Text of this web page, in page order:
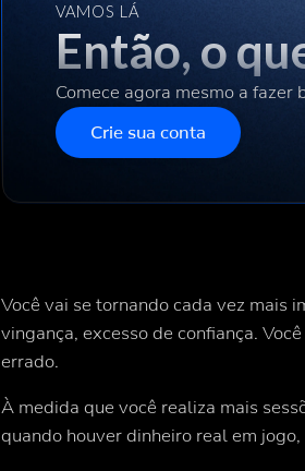
VAMOS LÁ
Então, o
Comece agora mesmo a
Crie sua conta
Você vai se tornando cada vez mais
vingança, excesso de confiança.
errado.
À medida que você realiza mais
quando houver dinheiro real em